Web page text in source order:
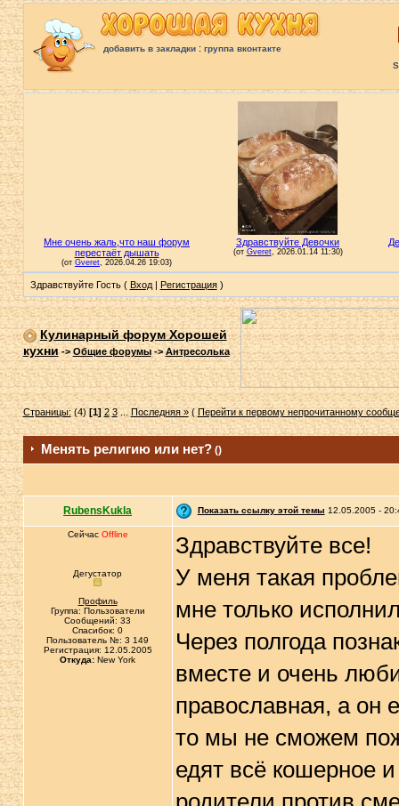
добавить в закладки: группа вконтакте
Здравствуйте Гость ( Вход| Регистрация)
Кулинарный форум Хорошей
кухни->Общие форумы-> Антресолька
Страницы:(4)[1] 2 3...Последняя »(Перейти к первому непрочитанному
Mенять религию или нет?()
RubensKukla Показать ссылку этой темы 12.05.2005 -
Сейчас Offline
Дегустатор
Профиль
Группа: Пользователи
Сообщений: 33
Спасибок: 0
Пользователь №: 3 149
Регистрация: 12.05.2005
Откуда: New York
Здравствуйте все!
У меня такая
мне только
Через полгода
вместе и очень
православная, а он
то мы не сможем
едят всё кошерное